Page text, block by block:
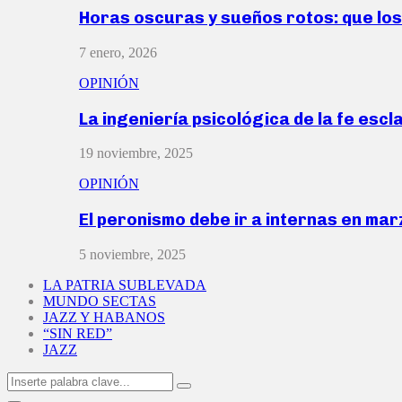
Horas oscuras y sueños rotos: que
7 enero, 2026
OPINIÓN
La ingeniería psicológica de la fe
19 noviembre, 2025
OPINIÓN
El peronismo debe ir a internas en
5 noviembre, 2025
LA PATRIA SUBLEVADA
MUNDO SECTAS
JAZZ Y HABANOS
“SIN RED”
JAZZ
Search
for:
Search